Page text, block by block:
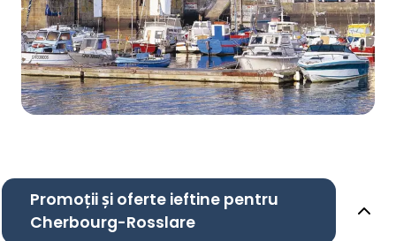
Promoții și oferte ieftine pentru
Cherbourg-Rosslare